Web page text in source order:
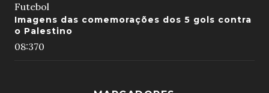
Futebol
Imagens das comemorações dos 5 gols contra
o Palestino
08:370